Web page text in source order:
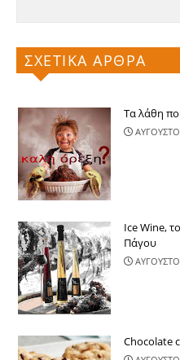
ΣΧΕΤΙΚΑ ΑΡΘΡΑ
Τα λάθη
Ice Wine,
Πάγου
Chocolate